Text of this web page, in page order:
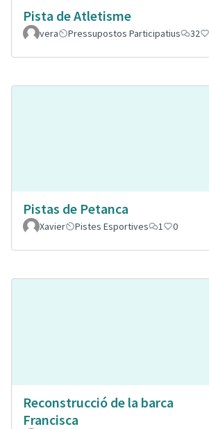
Pista de Atletisme
vera
Pressupostos Participatius 32
Pistas de Petanca
Xavier
Pistes Esportives 1 0
Reconstrucció de la barca
Francisca